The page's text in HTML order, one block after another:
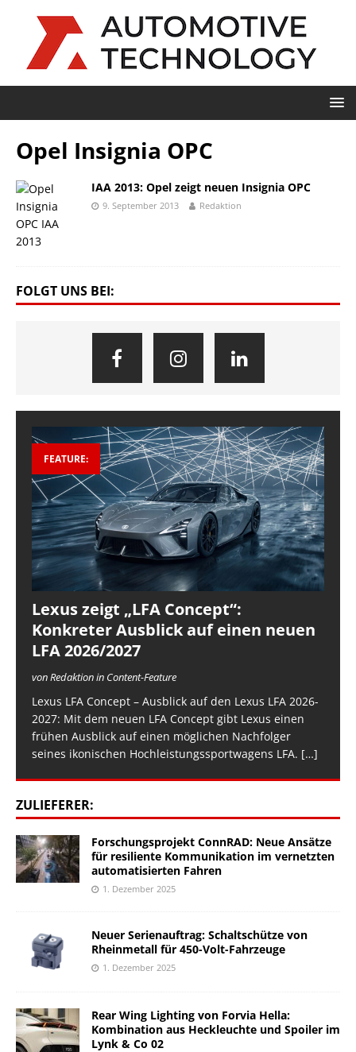
Opel Insignia OPC
IAA 2013: Opel zeigt neuen Insignia OPC
9. September 2013 Redaktion
FOLGT UNS BEI:
FEATURE:
Lexus zeigt „LFA Concept“:
Konkreter Ausblick auf einen neuen
LFA 2026/2027
von Redaktion in Content-Feature
Lexus LFA Concept – Ausblick auf den Lexus LFA 2026-
2027: Mit dem neuen LFA Concept gibt Lexus einen
frühen Ausblick auf einen möglichen Nachfolger
seines ikonischen Hochleistungssportwagens LFA. […]
ZULIEFERER:
Forschungsprojekt ConnRAD: Neue Ansätze
für resiliente Kommunikation im vernetzten
automatisierten Fahren
1. Dezember 2025
Neuer Serienauftrag: Schaltschütze von
Rheinmetall für 450-Volt-Fahrzeuge
1. Dezember 2025
Rear Wing Lighting von Forvia Hella:
Kombination aus Heckleuchte und Spoiler im
Lynk & Co 02